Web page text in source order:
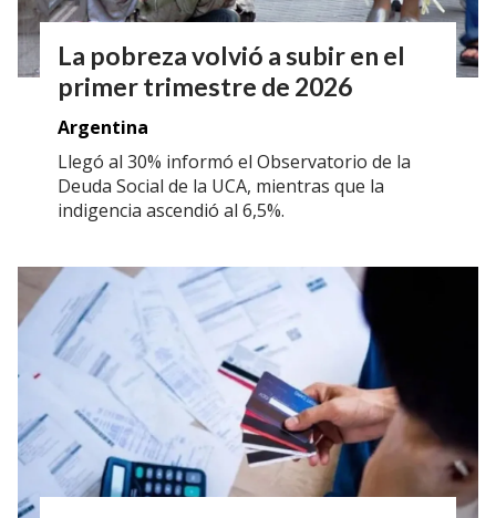
La pobreza volvió a subir en el
primer trimestre de 2026
Argentina
Llegó al 30% informó el Observatorio de la
Deuda Social de la UCA, mientras que la
indigencia ascendió al 6,5%.